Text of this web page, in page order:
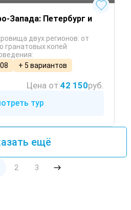
Запада: Петербург и
двух регионов: от
гранатовых копей
+ 5 вариантов
Цена от:42 150руб.
тур
ещё
2 3